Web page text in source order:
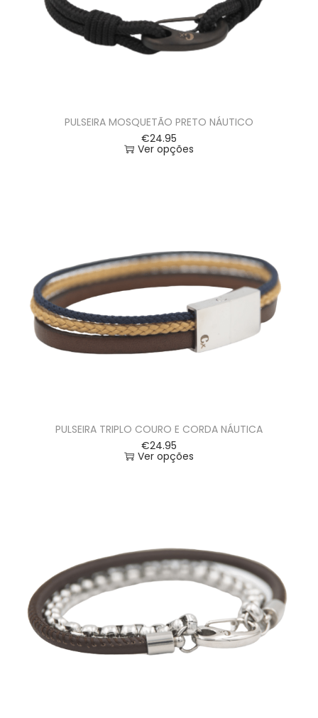
PULSEIRA MOSQUETÃO PRETO NÁUTICO
€24.95
Ver opções
PULSEIRA TRIPLO COURO E CORDA NÁUTICA
€24.95
Ver opções